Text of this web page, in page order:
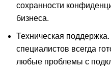
сохранности
бизнеса.
Техническая
специалистов всегда
любые проблемы с